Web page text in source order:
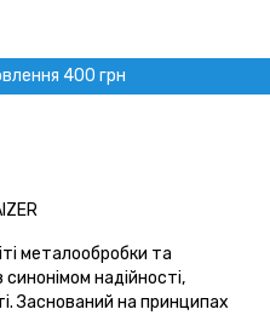
400 грн
металообробки та
синонімом надійності,
Заснований на принципах